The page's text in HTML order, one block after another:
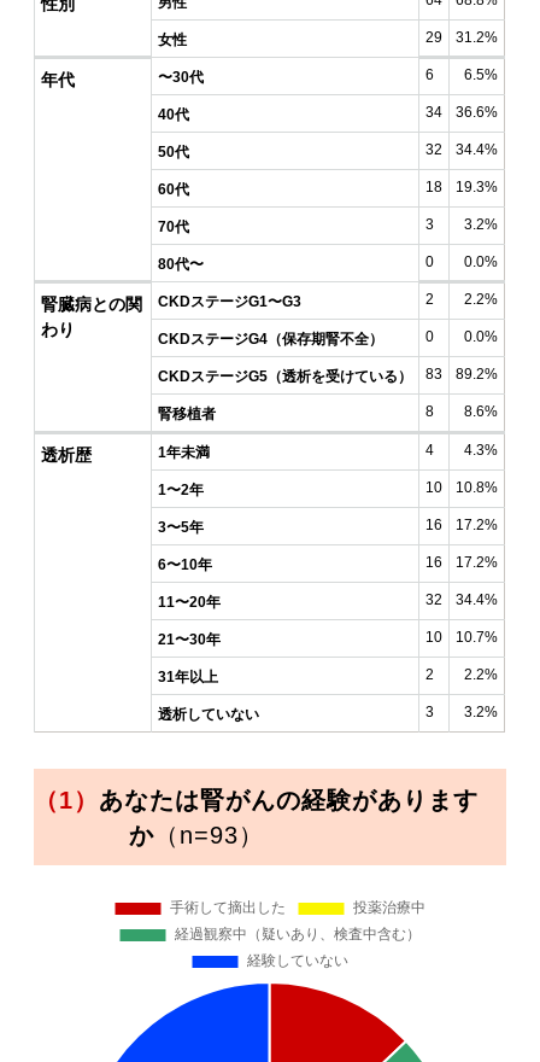
性別
女性 29 31.2%
年代 〜30代 6 6.5%
40代 34 36.6%
50代 32 34.4%
60代 18 19.3%
70代 3 3.2%
80代〜 0 0.0%
腎臓病との関
わり
CKDステージG1〜G3 2 2.2%
CKDステージG4（保存期腎不全） 0 0.0%
CKDステージG5（透析を受けている） 83 89.2%
腎移植者 8 8.6%
透析歴 1年未満 4 4.3%
1〜2年 10 10.8%
3〜5年 16 17.2%
6〜10年 16 17.2%
11〜20年 32 34.4%
21〜30年 10 10.7%
31年以上 2 2.2%
透析していない 3 3.2%
（1） あなたは腎がんの経験があります
か（n=93）